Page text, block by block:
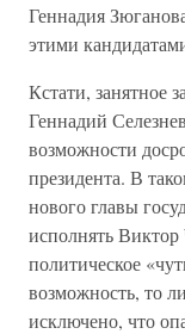
Геннадия
этими
Кстати, занятное
Геннадий
возможности
президента. В
нового главы
исполнять
политическое
возможность, то
исключено, что